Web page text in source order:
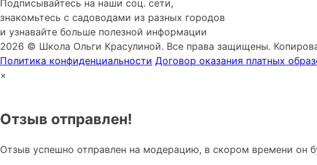
Подписывайтесь на наши соц. сети,
знакомьтесь с садоводами из разных городов
и узнавайте больше полезной информации
2026 © Школа Ольги Красулиной. Все права защищены.
Политика конфиденциальности Договор оказания платных
×
Отзыв отправлен!
Отзыв успешно отправлен на модерацию, в скором времени он